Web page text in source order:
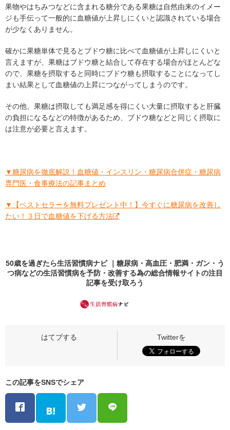
果物やはちみつなどに含まれる糖分である果糖は自然由来のイメー
ジも手伝って一般的に血糖値が上昇しにくいと認識されている場合
が少なくありません。
確かに果糖単体で見るとブドウ糖に比べて血糖値が上昇しにくいと
言えますが、果糖はブドウ糖と結合して存在する場合がほとんどな
ので、果糖を摂取すると同時にブドウ糖も摂取することになってし
まい結果として血糖値の上昇につながってしまうのです。
その他、果糖は摂取しても満足感を得にくい大量に摂取すると肝臓
の負担になるなどの特徴があるため、ブドウ糖などと同じく摂取に
は注意が必要と言えます。
▼糖尿病を徹底解説！血糖値・インスリン・糖尿病合併症・糖尿病
専門医・食事療法の記事まとめ
▼【ベストセラーを無料プレゼント中！】今すぐに糖尿病を改善し
たい！３日で血糖値を下げる方法
50歳を過ぎたら生活習慣病ナビ ｜糖尿病・高血圧・肥満・ガン・う
つ病などの生活習慣病を予防・改善する為の総合情報サイトの注目
記事を受け取ろう
この記事をSNSでシェア